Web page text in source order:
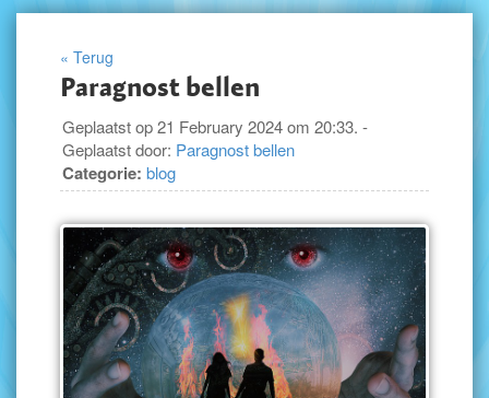
« Terug
Paragnost bellen
Geplaatst op 21 February 2024 om 20:33. -
Geplaatst door: Paragnost bellen
Categorie: blog